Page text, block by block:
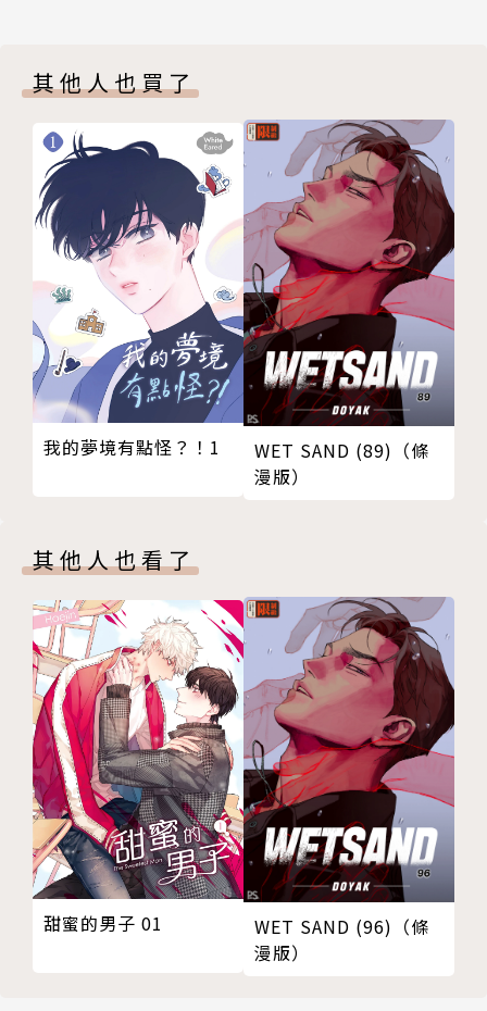
其他人也買了
我的夢境有點怪？！1
WET SAND (89)（條
漫版）
其他人也看了
甜蜜的男子 01
WET SAND (96)（條
漫版）